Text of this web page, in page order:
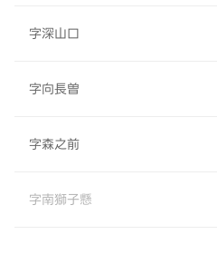
字深山口
字向長曽
字森之前
字南獅子懸